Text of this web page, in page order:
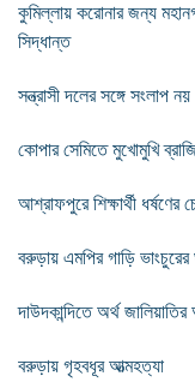
কুমিল্লায় করোনার জন্য
সিদ্ধান্ত
সন্ত্রাসী দলের সঙ্গে সংলাপ
কোপার সেমিতে মুখোমুখি
আশ্রাফপুরে শিক্ষার্থী ধর্ষণের
বরুড়ায় এমপির গাড়ি
দাউদকান্দিতে অর্থ
বরুড়ায় গৃহবধূর আত্মহত্যা